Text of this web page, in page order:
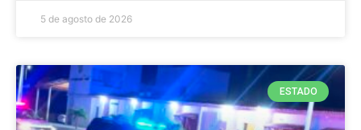
5 de agosto de 2026
ESTADO